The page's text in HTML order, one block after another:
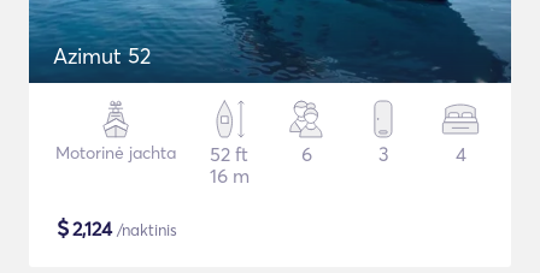
Azimut 52
Motorinė jachta
52 ft
16 m
6 3 4
$2,124/naktinis